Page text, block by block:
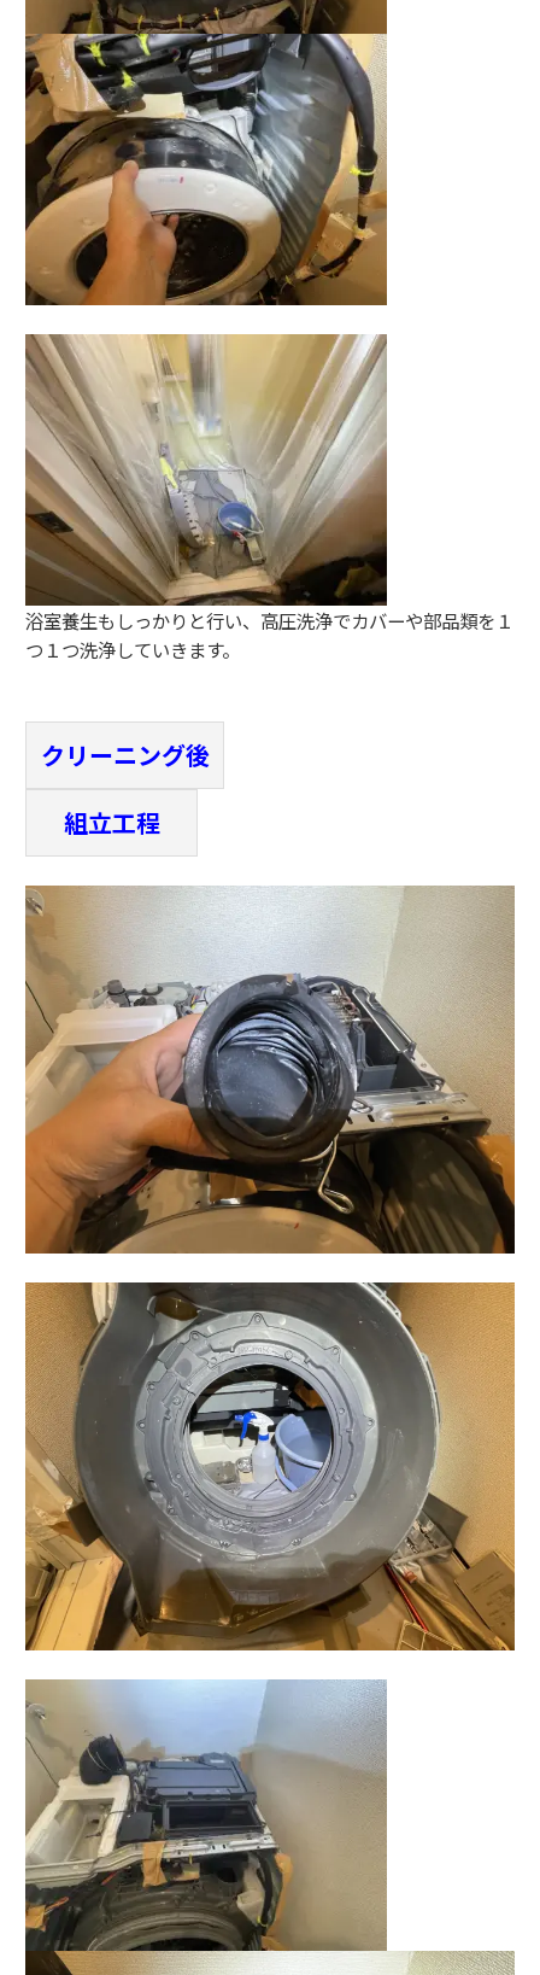
浴室養生もしっかりと行い、高圧洗浄でカバーや部品類を１
つ１つ洗浄していきます。
クリーニング後
組立工程